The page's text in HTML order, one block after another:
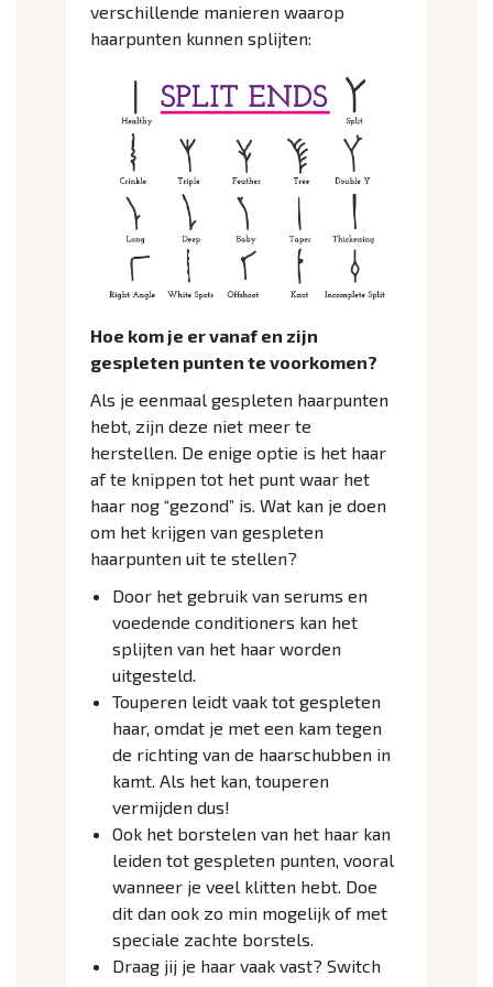
verschillende manieren waarop
haarpunten kunnen splijten:
Hoe kom je er vanaf en zijn
gespleten punten te voorkomen?
Als je eenmaal gespleten haarpunten
hebt, zijn deze niet meer te
herstellen. De enige optie is het haar
af te knippen tot het punt waar het
haar nog “gezond” is. Wat kan je doen
om het krijgen van gespleten
haarpunten uit te stellen?
Door het gebruik van serums en
voedende conditioners kan het
splijten van het haar worden
uitgesteld.
Touperen leidt vaak tot gespleten
haar, omdat je met een kam tegen
de richting van de haarschubben in
kamt. Als het kan, touperen
vermijden dus!
Ook het borstelen van het haar kan
leiden tot gespleten punten, vooral
wanneer je veel klitten hebt. Doe
dit dan ook zo min mogelijk of met
speciale zachte borstels.
Draag jij je haar vaak vast? Switch